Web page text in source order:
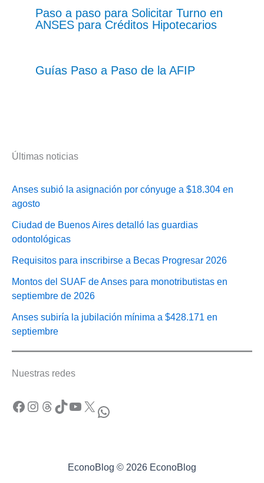
Paso a paso para Solicitar Turno en
ANSES para Créditos Hipotecarios
Guías Paso a Paso de la AFIP
Últimas noticias
Anses subió la asignación por cónyuge a $18.304 en
agosto
Ciudad de Buenos Aires detalló las guardias
odontológicas
Requisitos para inscribirse a Becas Progresar 2026
Montos del SUAF de Anses para monotributistas en
septiembre de 2026
Anses subiría la jubilación mínima a $428.171 en
septiembre
Nuestras redes
Facebook Instagram Threads TikTok YouTube X WhatsApp
EconoBlog © 2026 EconoBlog